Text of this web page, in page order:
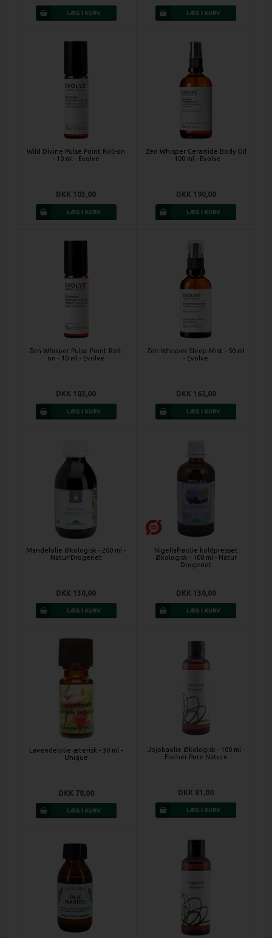
Wild Divine Pulse Point Roll-on
- 10 ml - Evolve
DKK 103,00
Zen Whisper Ceramide Body Oil
- 100 ml - Evolve
DKK 190,00
Zen Whisper Pulse Point Roll-
on - 10 ml - Evolve
DKK 103,00
Zen Whisper Sleep Mist - 50 ml
- Evolve
DKK 162,00
Mandelolie Økologisk - 200 ml -
Natur-Drogeriet
DKK 130,00
Nigellafrøolie koldpresset
Økologisk - 100 ml - Natur
Drogeriet
DKK 130,00
Lavendelolie æterisk - 30 ml -
Unique
DKK 78,00
Jojobaolie Økologisk - 100 ml -
Fischer Pure Nature
DKK 81,00